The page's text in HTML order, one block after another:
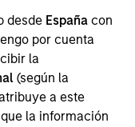
desde España con
por cuenta
la
(según la
a este
la información